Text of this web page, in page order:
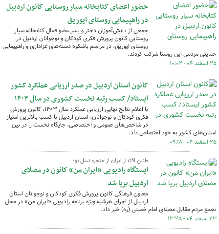
حضور اعضای کتابخانه سیار روستایی کانون اردبیل
در راهپیمایی روستای ایوریق
جمعی از دانش‌آموزان دختر و پسر عضو فعال کتابخانه سیار
روستایی کانون پرورش فکری کودکان و نوجوانان اردبیل در
روستای ایوریق، در مراسم باشکوه دسته‌های عزاداری و راهپیمایی
حمایتی مردمی این روستا شرکت کردند.
۲۵ اسفند ۰۴ - ۱۰:۰۲
کانون استان اردبیل در صدر ارزیابی عملکرد کشور
ایستاد/ کسب رتبه نخست کشوری در سال ۱۴۰۳
با اعلام نتایج نهایی ارزیابی عملکرد سال ۱۴۰۳، کانون پرورش
فکری کودکان و نوجوانان، استان اردبیل با کسب بالاترین امتیاز
در شاخص‌های عمومی و اختصاصی، جایگاه نخست را در بین
استان‌های کشور به خود اختصاص داد.
۲۵ اسفند ۰۴ - ۰۹:۱۸
طنین اقتدار ایران از حنجره نسل نو؛
ایستگاه رادیویی «ایران من» کانون در مصلای
اردبیل برپا شد
معاون فرهنگی کانون پرورش فکری کودکان و نوجوانان استان
اردبیل از اجرای هرشبه ویژه برنامه رادیویی «ایران من» در محل
تجمع مردم مقابل مصلای امام خمینی (ره) خبر داد.
۲۳ اسفند ۰۴ - ۱۳:۲۵